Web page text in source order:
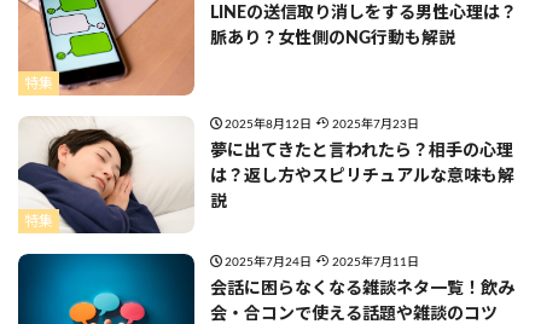
特集
LINEの送信取り消しをする男性心理は？
脈あり？女性側のNG行動も解説
特集
2025年8月12日 2025年7月23日
夢に出てきたと言われたら？相手の心理
は？返し方やスピリチュアルな意味も解
説
2025年7月24日 2025年7月11日
会話に困らなくなる雑談ネタ一覧！飲み
会・合コンで使える話題や雑談のコツ